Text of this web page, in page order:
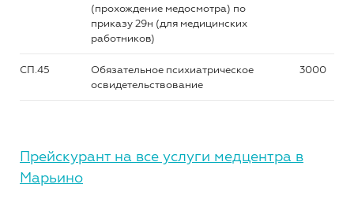
(прохождение медосмотра) по
приказу 29н (для медицинских
работников)
СП.45
Обязательное психиатрическое
освидетельствование
3000
Прейскурант на все услуги медцентра в
Марьино